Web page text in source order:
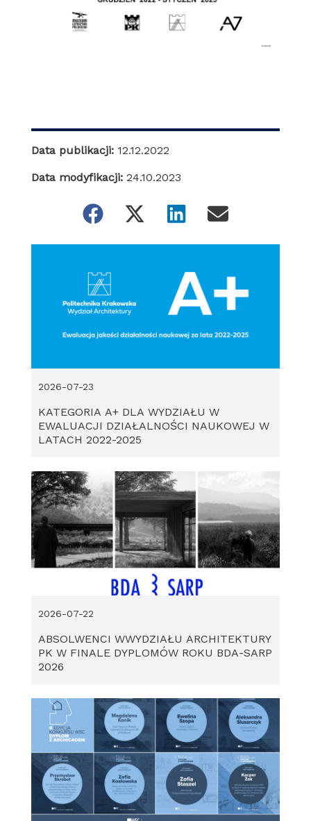
Data publikacji: 12.12.2022
Data modyfikacji: 24.10.2023
KATEGORIA A+ DLA WYDZIAŁU W
EWALUACJI DZIAŁALNOŚCI NAUKOWEJ W
LATACH 2022-2025
2026-07-23
ABSOLWENCI WWYDZIAŁU ARCHITEKTURY
PK W FINALE DYPLOMÓW ROKU BDA-SARP
2026
2026-07-22